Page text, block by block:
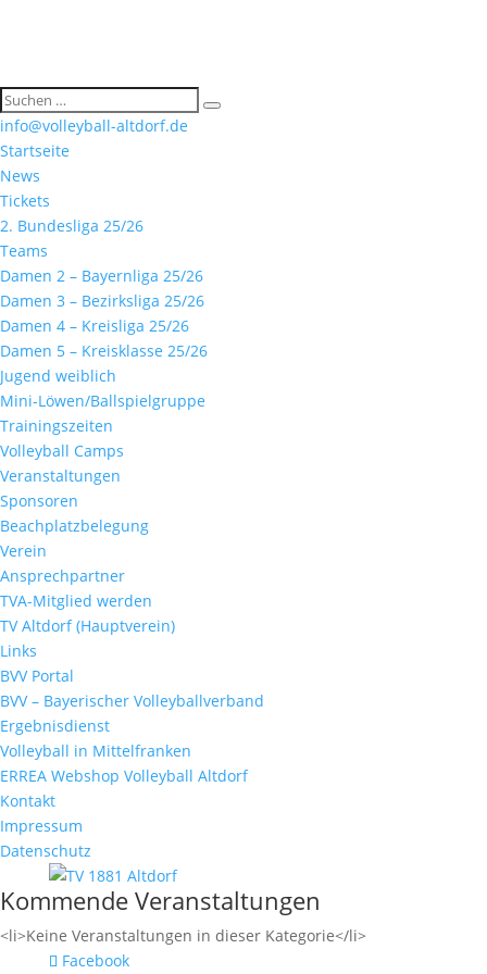
info@volleyball-altdorf.de
Startseite
News
Tickets
2. Bundesliga 25/26
Teams
Damen 2 – Bayernliga 25/26
Damen 3 – Bezirksliga 25/26
Damen 4 – Kreisliga 25/26
Damen 5 – Kreisklasse 25/26
Jugend weiblich
Mini-Löwen/Ballspielgruppe
Trainingszeiten
Volleyball Camps
Veranstaltungen
Sponsoren
Beachplatzbelegung
Verein
Ansprechpartner
TVA-Mitglied werden
TV Altdorf (Hauptverein)
Links
BVV Portal
BVV – Bayerischer Volleyballverband
Ergebnisdienst
Volleyball in Mittelfranken
ERREA Webshop Volleyball Altdorf
Kontakt
Impressum
Datenschutz
Kommende Veranstaltungen
<li>Keine Veranstaltungen in dieser Kategorie</li>
Facebook